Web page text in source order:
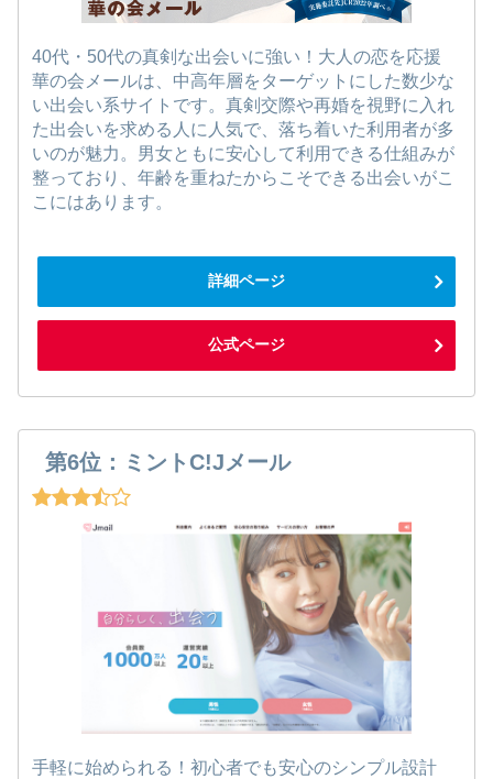
40代・50代の真剣な出会いに強い！大人の恋を応援
華の会メールは、中高年層をターゲットにした数少な
い出会い系サイトです。真剣交際や再婚を視野に入れ
た出会いを求める人に人気で、落ち着いた利用者が多
いのが魅力。男女ともに安心して利用できる仕組みが
整っており、年齢を重ねたからこそできる出会いがこ
こにはあります。
詳細ページ
公式ページ
第6位：ミントC!Jメール
手軽に始められる！初心者でも安心のシンプル設計